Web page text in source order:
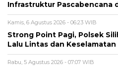
Infrastruktur Pascabencana
Kamis, 6 Agustus 2026 - 06:23 WIB
Strong Point Pagi, Polsek
Lalu Lintas dan Keselamatan
Rabu, 5 Agustus 2026 - 07:07 WIB